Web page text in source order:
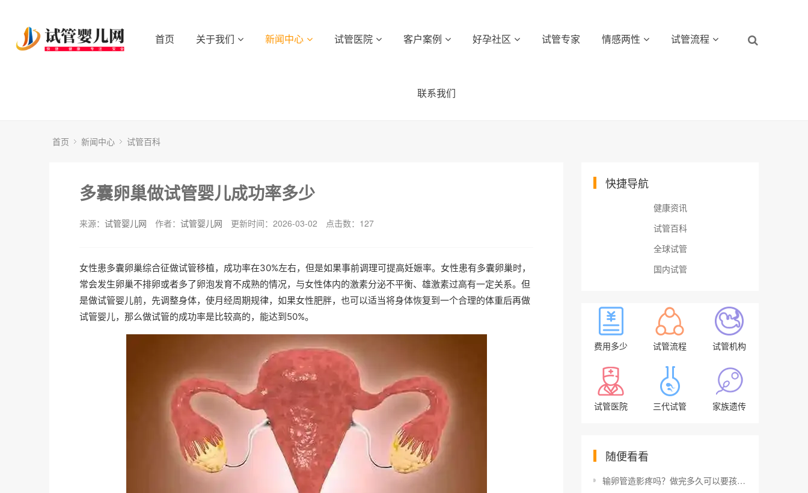
首页 关于我们 新闻中心 试管医院 客户案例 好孕社区 试管专家 情感两性 试管流程
联系我们
首页 新闻中心 试管百科
多囊卵巢做试管婴儿成功率多少
来源： 试管婴儿网 作者： 试管婴儿网 更新时间：2026-03-02 点击数： 127
女性患多囊卵巢综合征做试管移植，成功率在30%左右，但是如果事前调理可提高妊娠率。女性患有多囊卵巢时，
常会发生卵巢不排卵或者多了卵泡发育不成熟的情况，与女性体内的激素分泌不平衡、雄激素过高有一定关系。但
是做试管婴儿前，先调整身体，使月经周期规律，如果女性肥胖，也可以适当将身体恢复到一个合理的体重后再做
试管婴儿，那么做试管的成功率是比较高的，能达到50%。
快捷导航
健康资讯
试管百科
全球试管
国内试管
费用多少 试管流程 试管机构
试管医院 三代试管 家族遗传
随便看看
输卵管造影疼吗？做完多久可以要孩子？你想问的这里都有答案！